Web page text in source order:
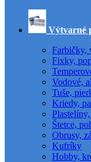
Výtvarné
Farbičky,
Fixky,
Vodové,
Tuše,
Kriedy,
Štetce,
Obrusy,
Kufríky
Hobby,